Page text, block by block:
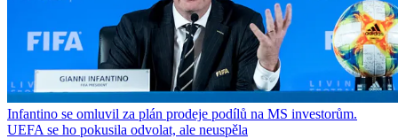
Infantino se omluvil za plán prodeje podílů na MS investorům.
UEFA se ho pokusila odvolat, ale neuspěla